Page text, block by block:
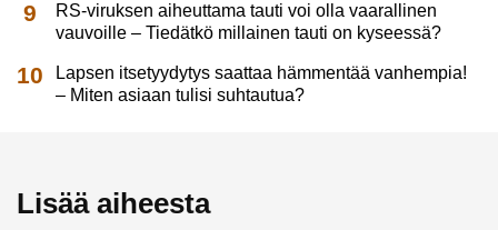
RS-viruksen aiheuttama tauti voi olla vaarallinen
vauvoille – Tiedätkö millainen tauti on kyseessä?
Lapsen itsetyydytys saattaa hämmentää vanhempia!
– Miten asiaan tulisi suhtautua?
Lisää aiheesta